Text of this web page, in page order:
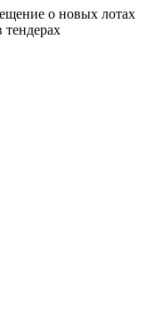
о новых лотах